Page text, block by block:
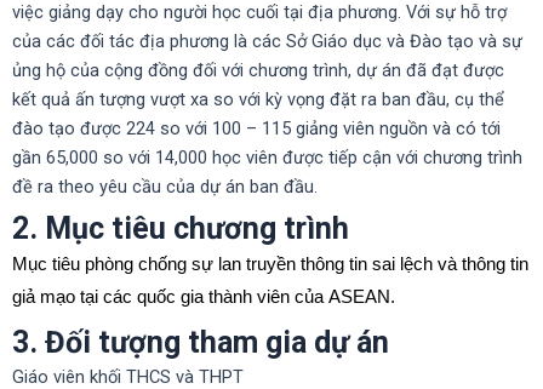
việc giảng dạy cho người học cuối tại địa phương. Với sự hỗ trợ
của các đối tác địa phương là các Sở Giáo dục và Đào tạo và sự
ủng hộ của cộng đồng đối với chương trình, dự án đã đạt được
kết quả ấn tượng vượt xa so với kỳ vọng đặt ra ban đầu, cụ thể
đào tạo được 224 so với 100 – 115 giảng viên nguồn và có tới
gần 65,000 so với 14,000 học viên được tiếp cận với chương trình
đề ra theo yêu cầu của dự án ban đầu.
2. Mục tiêu chương trình
Mục tiêu phòng chống sự lan truyền thông tin sai lệch và thông tin
giả mạo tại các quốc gia thành viên của ASEAN.
3. Đối tượng tham gia dự án
Giáo viên khối THCS và THPT